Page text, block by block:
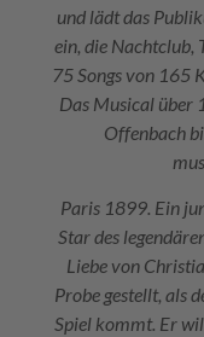
und lädt das
ein, die Nachtclub,
75 Songs von 165
Das Musical über
Offenbach
Paris 1899. Ein
Star des
Liebe von
Probe gestellt, als
Spiel kommt. Er